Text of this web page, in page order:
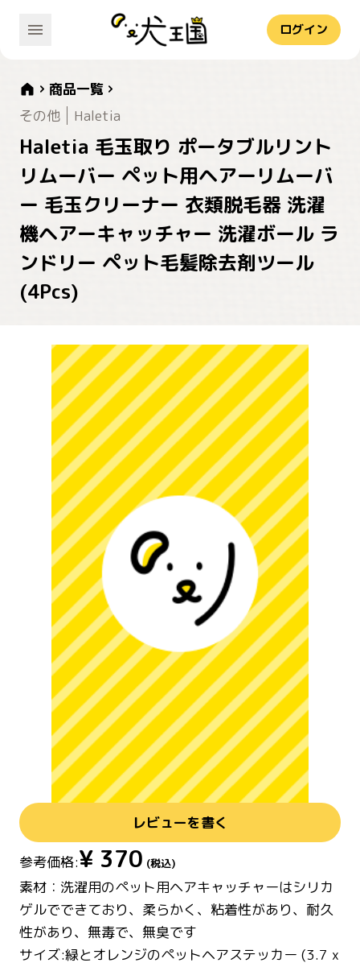
ログイン
商品一覧
その他
Haletia
Haletia 毛玉取り ポータブルリント
リムーバー ペット用ヘアーリムーバ
ー 毛玉クリーナー 衣類脱毛器 洗濯
機ヘアーキャッチャー 洗濯ボール ラ
ンドリー ペット毛髪除去剤ツール
(4Pcs)
レビューを書く
参考価格:¥ 370 (税込)
素材：洗濯用のペット用ヘアキャッチャーはシリカ
ゲルでできており、柔らかく、粘着性があり、耐久
性があり、無毒で、無臭です
サイズ:緑とオレンジのペットヘアステッカー (3.7 x